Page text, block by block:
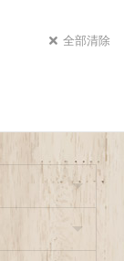
全部清除